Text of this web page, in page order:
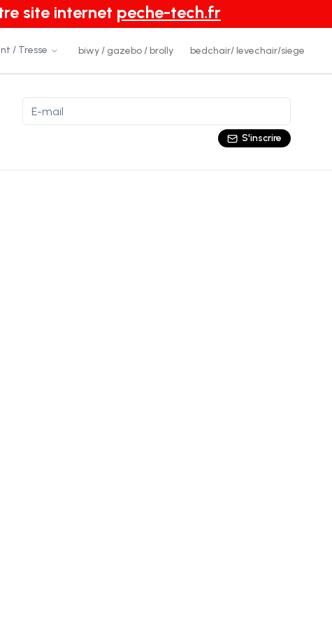
site internet peche-tech.fr
/ Tresse biwy / gazebo / brolly bedchair/ levechair/siege
S'inscrire